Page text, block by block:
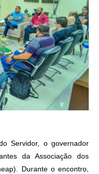
Servidor, o governador
da Associação dos
Durante o encontro,